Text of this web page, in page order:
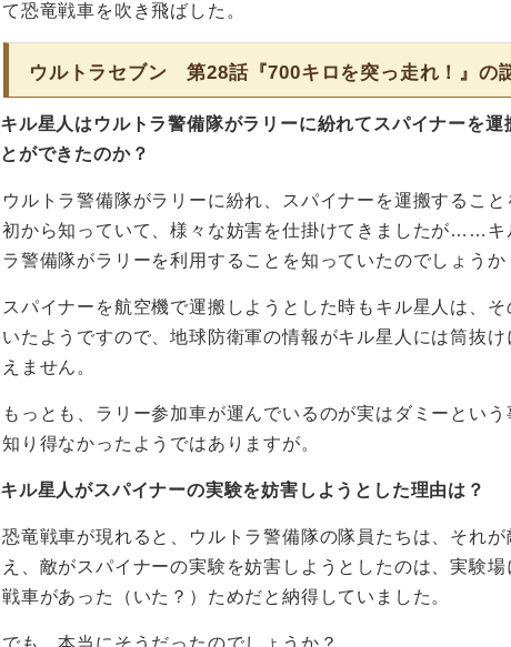
て恐竜戦車を吹き飛ばした。
ウルトラセブン 第28話『700キロを突っ走れ！』の
キル星人はウルトラ警備隊がラリーに紛れてスパイナーを運
とができたのか？
ウルトラ警備隊がラリーに紛れ、スパイナーを運搬するこ
初から知っていて、様々な妨害を仕掛けてきましたが……キ
ラ警備隊がラリーを利用することを知っていたのでしょうか
スパイナーを航空機で運搬しようとした時もキル星人は、
いたようですので、地球防衛軍の情報がキル星人には筒抜
えません。
もっとも、ラリー参加車が運んでいるのが実はダミーとい
知り得なかったようではありますが。
キル星人がスパイナーの実験を妨害しようとした理由は？
恐竜戦車が現れると、ウルトラ警備隊の隊員たちは、それ
え、敵がスパイナーの実験を妨害しようとしたのは、実験
戦車があった（いた？）ためだと納得していました。
でも、本当にそうだったのでしょうか？